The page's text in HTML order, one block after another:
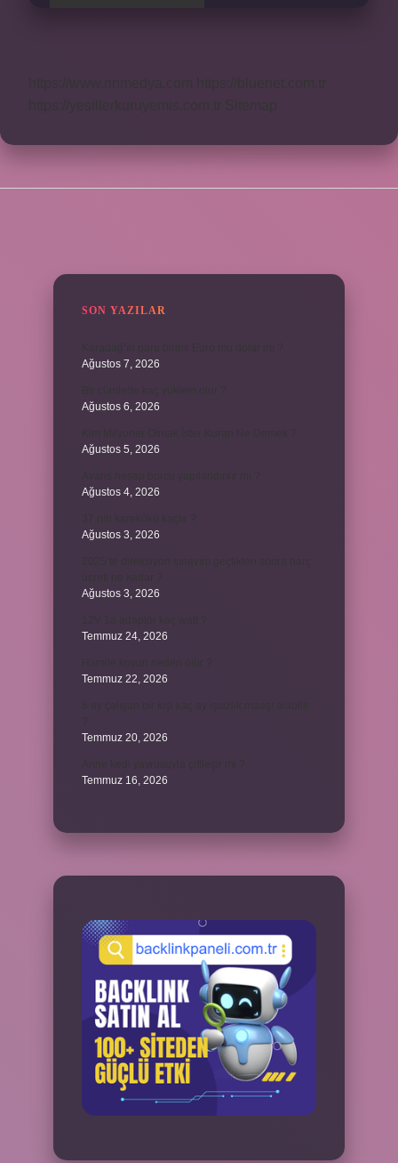
SON YAZILAR
Ağustos 7, 2026
Ağustos 6, 2026
Ağustos 5, 2026
Ağustos 4, 2026
Ağustos 3, 2026
Ağustos 3, 2026
Temmuz 24, 2026
Temmuz 22, 2026
Temmuz 20, 2026
Temmuz 16, 2026